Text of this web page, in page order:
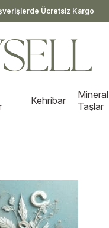
Ücretsiz Kargo
Kehribar
Mineral
Taşlar